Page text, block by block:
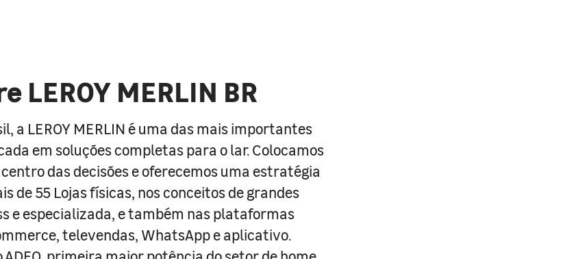
LEROY MERLIN BR
a LEROY MERLIN é uma das mais importantes
em soluções completas para o lar. Colocamos
das decisões e oferecemos uma estratégia
de 55 Lojas físicas, nos conceitos de grandes
e especializada, e também nas plataformas
televendas, WhatsApp e aplicativo.